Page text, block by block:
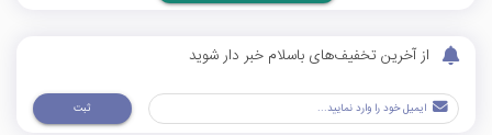
از آخرین تخفیف‌های باسلام خبر دار شوید
ثبت